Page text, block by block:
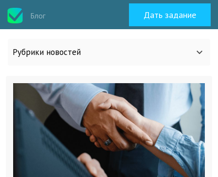
Блог Дать задание
Рубрики новостей
Все статьи
О work-zilla.com
Кейсы
Новости сервиса